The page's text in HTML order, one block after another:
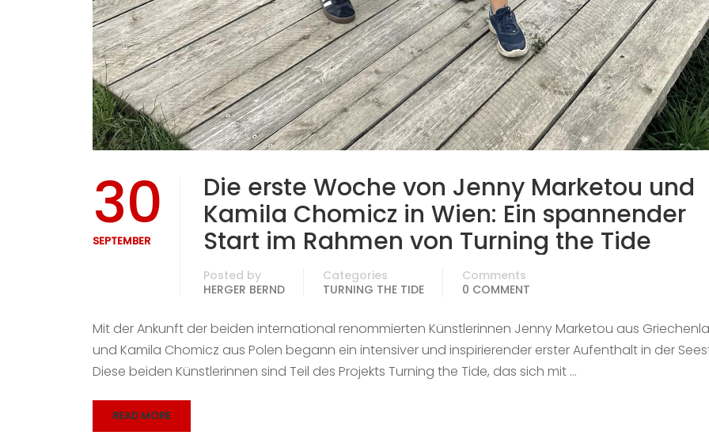
30
SEPTEMBER
Die erste Woche von Jenny Marketou und
Kamila Chomicz in Wien: Ein spannender
Start im Rahmen von Turning the Tide
Posted by
HERGER BERND
Categories
TURNING THE TIDE
Comments
0 COMMENT
Mit der Ankunft der beiden international renommierten Künstlerinnen Jenny Marketou aus
und Kamila Chomicz aus Polen begann ein intensiver und inspirierender erster Aufenthalt in der
Diese beiden Künstlerinnen sind Teil des Projekts Turning the Tide, das sich mit …
READ MORE